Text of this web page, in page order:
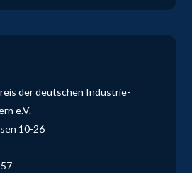
der deutschen Industrie-
e.V.
10-26